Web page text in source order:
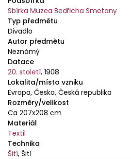
Sbírka Muzea Bedřicha Smetany
Typ předmětu
Divadlo
Autor předmětu
Neznámý
Datace
20. století, 1908
Lokalita/místo vzniku
Evropa, Česko, Česká republika
Rozměry/velikost
Ca 207x208 cm
Materiál
Textil
Technika
Šití, Šití